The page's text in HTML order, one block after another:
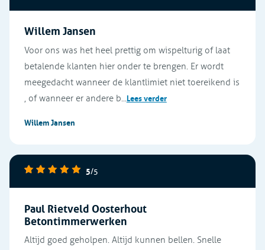
Willem Jansen
Voor ons was het heel prettig om wispelturig of laat
betalende klanten hier onder te brengen. Er wordt
meegedacht wanneer de klantlimiet niet toereikend is
, of wanneer er andere b...Lees verder
Willem Jansen
5/5
Paul Rietveld Oosterhout
Betontimmerwerken
Altijd goed geholpen. Altijd kunnen bellen. Snelle